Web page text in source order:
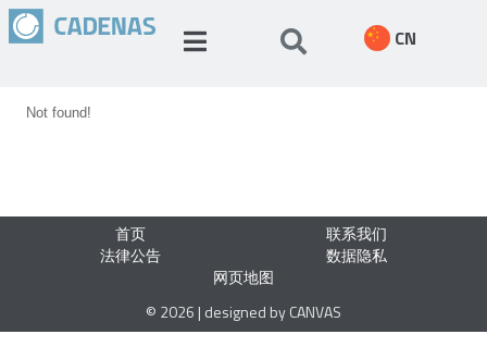
CN
Not found!
首页
联系我们
法律公告
数据隐私
网页地图
© 2026 | designed by CANVAS